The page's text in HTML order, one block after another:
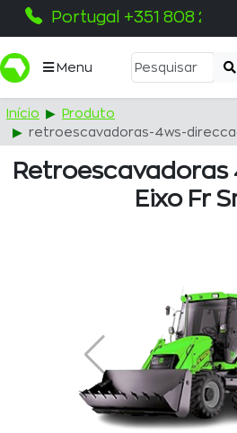
Portugal +351 808 215
Menu
Início
Produto
retroescavadoras-4ws-
Retroescavadoras
Eixo Fr